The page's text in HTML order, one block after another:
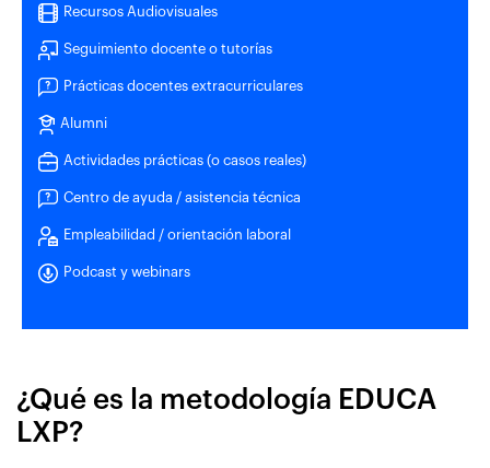
Recursos Audiovisuales
Seguimiento docente o tutorías
Prácticas docentes extracurriculares
Alumni
Actividades prácticas (o casos reales)
Centro de ayuda / asistencia técnica
Empleabilidad / orientación laboral
Podcast y webinars
¿Qué es la metodología EDUCA
LXP?